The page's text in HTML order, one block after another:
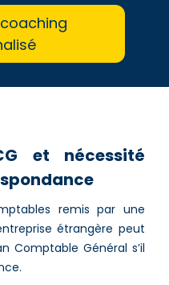
et nécessité
remis par une
étrangère peut
Comptable Général s’il